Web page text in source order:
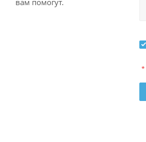
вам помогут.
*